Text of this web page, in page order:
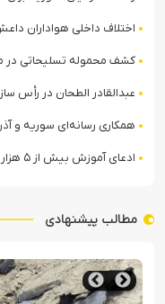
اختلاف داخلی هواداران
کشف محموله تسلیحاتی در
عبدالقادر الطحان در رأس سازمان
همکاری رسانه‌ای سوریه و
ادعای آموزش بیش از ۵ هزار نیروی سومالیایی با نظارت عربستان
مطالب پیشنهادی